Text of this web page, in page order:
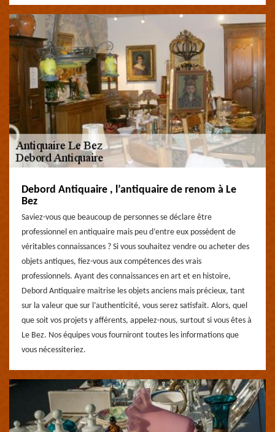
Debord Antiquaire , l’antiquaire de renom à Le
Bez
Saviez-vous que beaucoup de personnes se déclare être
professionnel en antiquaire mais peu d’entre eux possèdent de
véritables connaissances ? Si vous souhaitez vendre ou acheter des
objets antiques, fiez-vous aux compétences des vrais
professionnels. Ayant des connaissances en art et en histoire,
Debord Antiquaire maitrise les objets anciens mais précieux, tant
sur la valeur que sur l’authenticité, vous serez satisfait. Alors, quel
que soit vos projets y afférents, appelez-nous, surtout si vous êtes à
Le Bez. Nos équipes vous fourniront toutes les informations que
vous nécessiteriez.